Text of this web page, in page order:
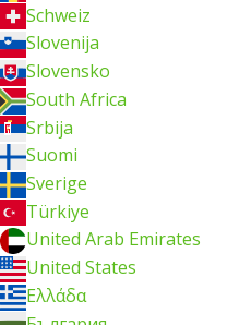
Schweiz
Slovenija
Slovensko
South Africa
Srbija
Suomi
Sverige
Türkiye
United Arab Emirates
United States
Ελλάδα